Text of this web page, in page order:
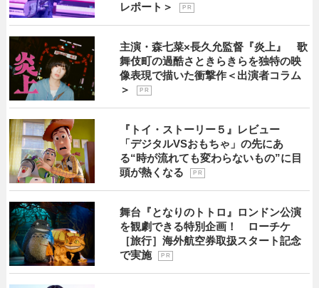
レポート＞
P R
主演・森七菜×長久允監督『炎上』 歌
舞伎町の過酷さときらきらを独特の映
像表現で描いた衝撃作＜出演者コラム
＞
P R
『トイ・ストーリー５』レビュー
「デジタルVSおもちゃ」の先にあ
る“時が流れても変わらないもの”に目
頭が熱くなる
P R
舞台『となりのトトロ』ロンドン公演
を観劇できる特別企画！ ローチケ
［旅行］海外航空券取扱スタート記念
で実施
P R